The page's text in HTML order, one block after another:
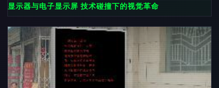
显示器与电子显示屏 技术碰撞下的视觉革命